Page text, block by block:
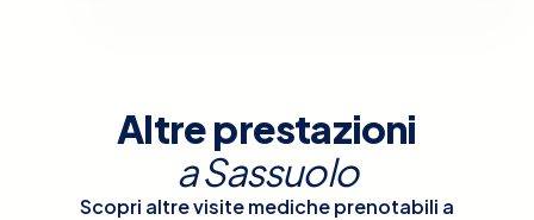
Altre prestazioni
aSassuolo
Scopri altre visite mediche prenotabili a